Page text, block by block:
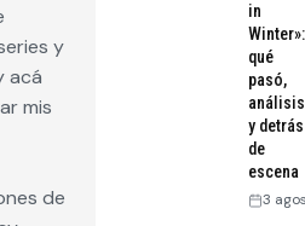
y
acá
mis
de
in
Winter»:
qué
pasó,
análisis
y detrás
de
escena
3